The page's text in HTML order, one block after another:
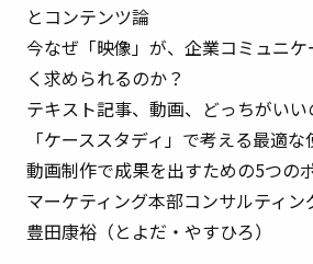
とコンテンツ論
今なぜ「映像」が、企業コミュニ
く求められるのか？
テキスト記事、動画、どっちがい
「ケーススタディ」で考える最適な
動画制作で成果を出すための5つの
マーケティング本部コンサルティン
豊田康裕（とよだ・やすひろ）